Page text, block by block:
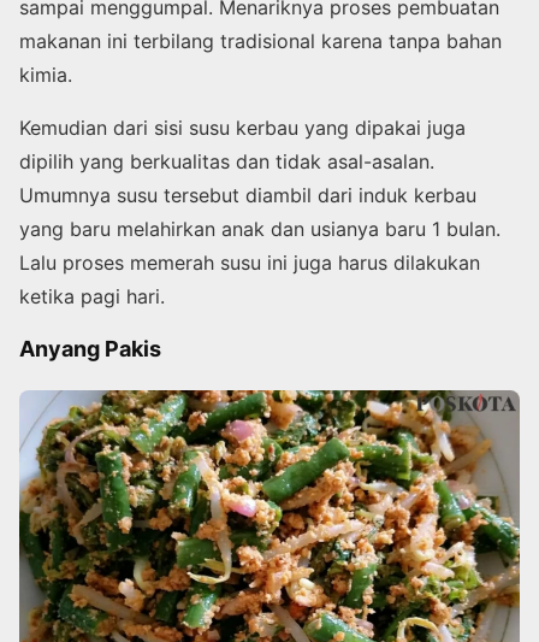
sampai menggumpal. Menariknya proses pembuatan
makanan ini terbilang tradisional karena tanpa bahan
kimia.
Kemudian dari sisi susu kerbau yang dipakai juga
dipilih yang berkualitas dan tidak asal-asalan.
Umumnya susu tersebut diambil dari induk kerbau
yang baru melahirkan anak dan usianya baru 1 bulan.
Lalu proses memerah susu ini juga harus dilakukan
ketika pagi hari.
Anyang Pakis